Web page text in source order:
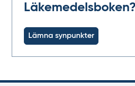
Läkemedelsboken?
Lämna synpunkter